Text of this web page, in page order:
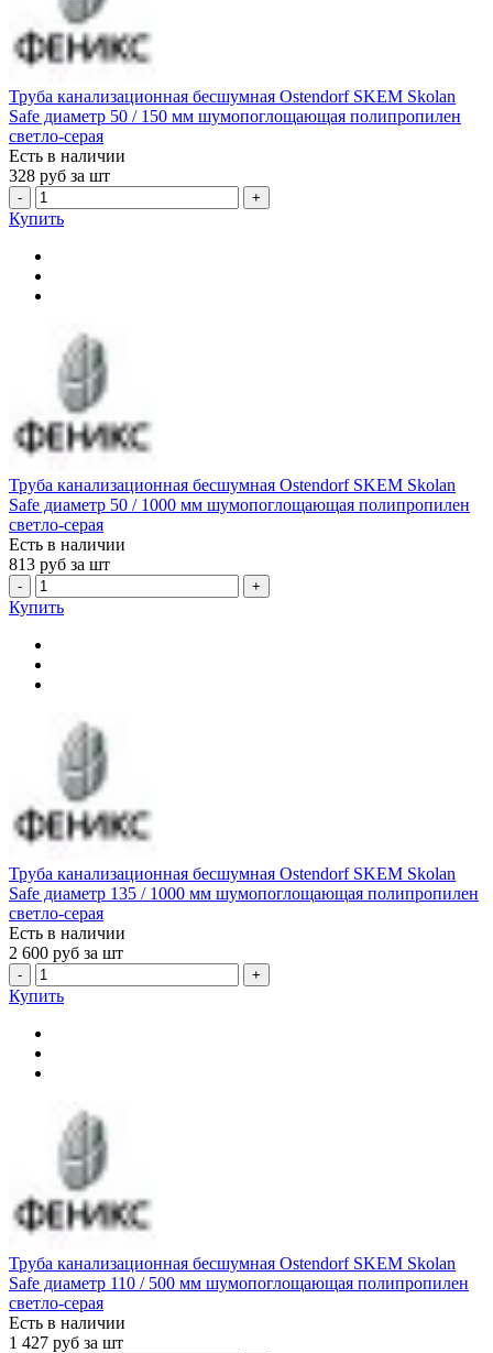
Труба канализационная бесшумная Ostendorf SKEM Skolan
Safe диаметр 50 / 150 мм шумопоглощающая полипропилен
светло-серая
Есть в наличии
328 руб за шт
- +
Купить
Труба канализационная бесшумная Ostendorf SKEM Skolan
Safe диаметр 50 / 1000 мм шумопоглощающая полипропилен
светло-серая
Есть в наличии
813 руб за шт
- +
Купить
Труба канализационная бесшумная Ostendorf SKEM Skolan
Safe диаметр 135 / 1000 мм шумопоглощающая полипропилен
светло-серая
Есть в наличии
2 600 руб за шт
- +
Купить
Труба канализационная бесшумная Ostendorf SKEM Skolan
Safe диаметр 110 / 500 мм шумопоглощающая полипропилен
светло-серая
Есть в наличии
1 427 руб за шт